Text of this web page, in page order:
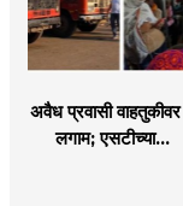
अवैध प्रवासी वाहतुकीवर
लगाम; एसटीच्या